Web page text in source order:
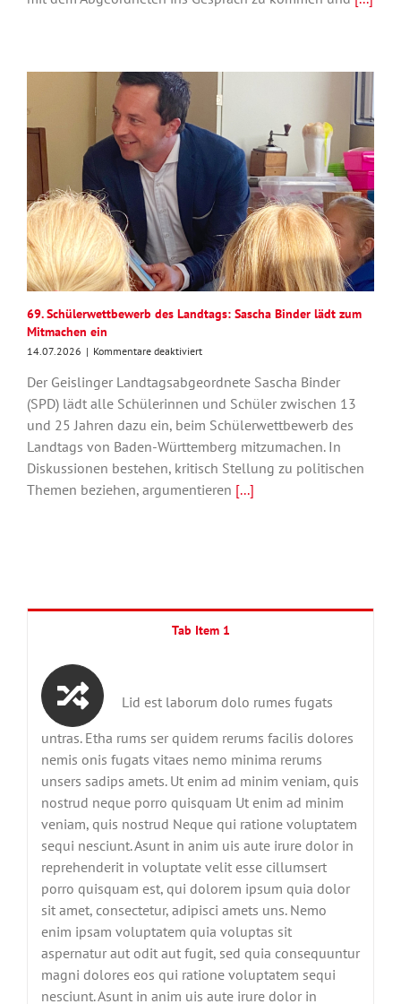
23.10.26
69. Schülerwettbewerb des Landtags: Sascha Binder lädt zum
Mitmachen ein
14.07.2026 | Kommentare deaktiviertfür
Schülerwettbewerb
Sascha
Binder
lädt
Mitmachen
Der Geislinger Landtagsabgeordnete Sascha Binder
(SPD) lädt alle Schülerinnen und Schüler zwischen 13
und 25 Jahren dazu ein, beim Schülerwettbewerb des
Landtags von Baden-Württemberg mitzumachen. In
Diskussionen bestehen, kritisch Stellung zu politischen
Themen beziehen, argumentieren [...]
Tab Item 1
Lid est laborum dolo rumes fugats
untras. Etha rums ser quidem rerums facilis dolores
nemis onis fugats vitaes nemo minima rerums
unsers sadips amets. Ut enim ad minim veniam, quis
nostrud neque porro quisquam Ut enim ad minim
veniam, quis nostrud Neque qui ratione voluptatem
sequi nesciunt. Asunt in anim uis aute irure dolor in
reprehenderit in voluptate velit esse cillumsert
porro quisquam est, qui dolorem ipsum quia dolor
sit amet, consectetur, adipisci amets uns. Nemo
enim ipsam voluptatem quia voluptas sit
aspernatur aut odit aut fugit, sed quia consequuntur
magni dolores eos qui ratione voluptatem sequi
nesciunt. Asunt in anim uis aute irure dolor in